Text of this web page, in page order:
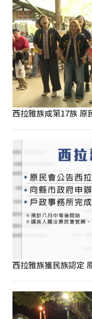
西拉雅族成第17族 原
西拉雅族獲民族認定